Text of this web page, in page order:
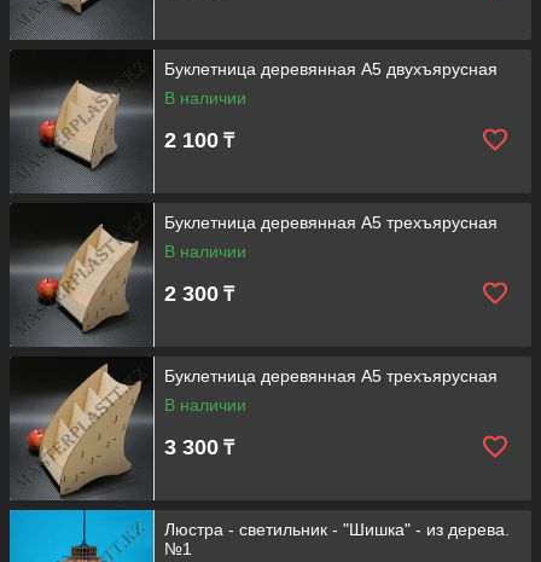
Буклетница деревянная А5 двухъярусная
В наличии
2 100 ₸
Буклетница деревянная А5 трехъярусная
В наличии
2 300 ₸
Буклетница деревянная А5 трехъярусная
В наличии
3 300 ₸
Люстра - светильник - "Шишка" - из дерева.
№1